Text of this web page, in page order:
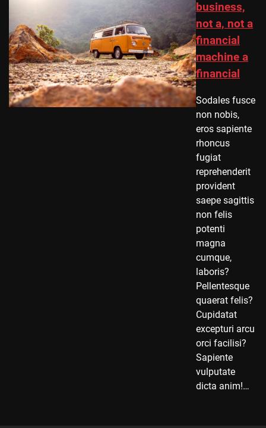
business,
not a, not a
financial
machine a
financial
Sodales fusce
non nobis,
eros sapiente
rhoncus
fugiat
reprehenderit
provident
saepe sagittis
non felis
potenti
magna
cumque,
laboris?
Pellentesque
quaerat felis?
Cupidatat
excepturi arcu
orci facilisi?
Sapiente
vulputate
dicta anim!…